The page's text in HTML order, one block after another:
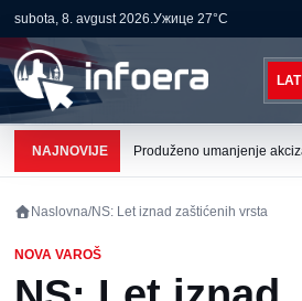
subota, 8. avgust 2026.Ужице 27°C
LAT
NAJNOVIJE Produženo umanjenje
Naslovna/NS: Let iznad zaštićenih vrsta
NOVA VAROŠ